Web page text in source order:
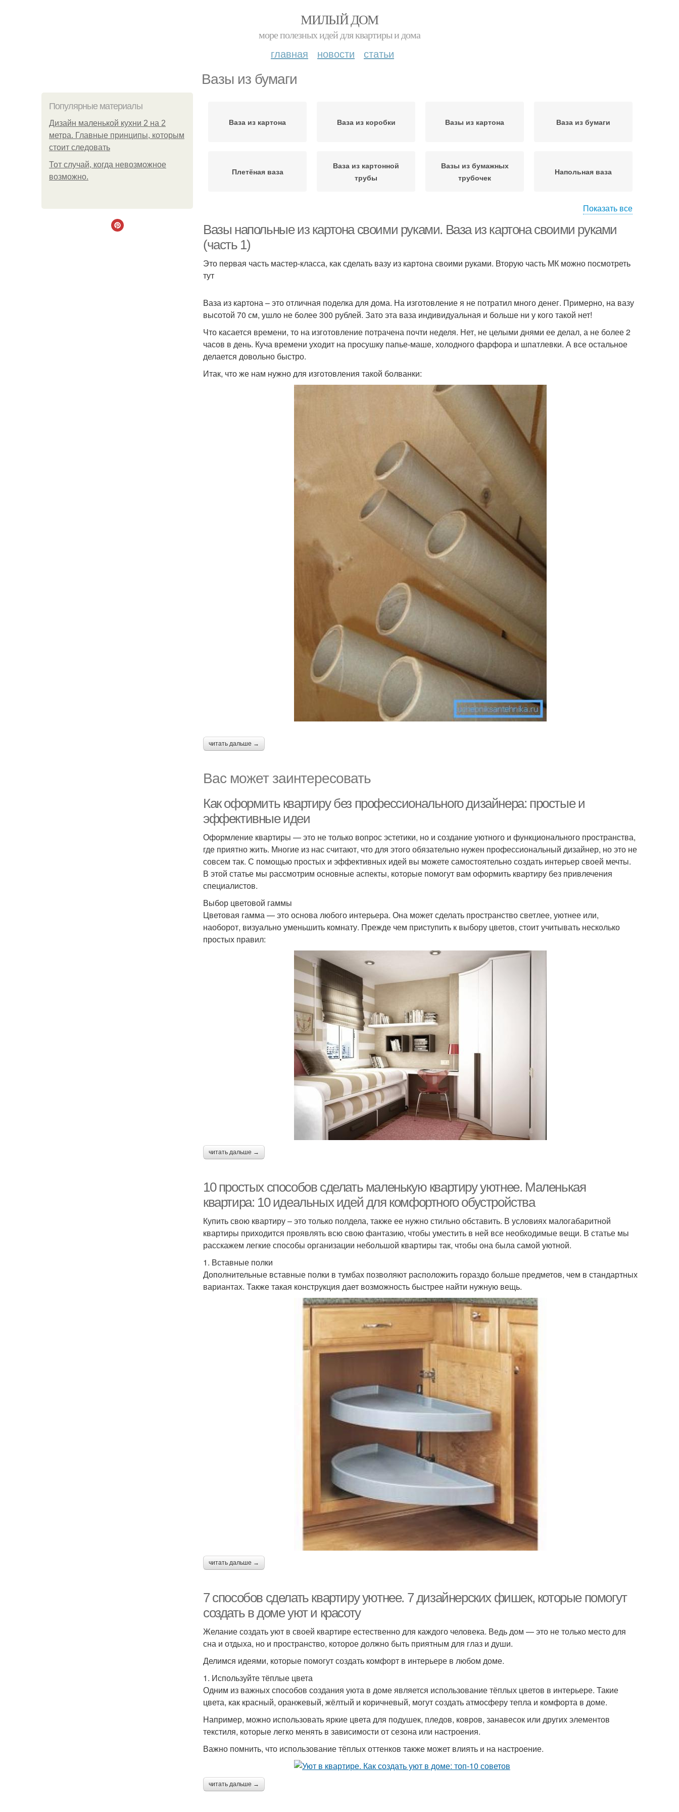
МИЛЫЙ ДОМ
море полезных идей для квартиры и дома
главная новости статьи
Вазы из бумаги
Популярные материалы
Дизайн маленькой кухни 2 на 2
метра. Главные принципы, которым
стоит следовать
Тот случай, когда невозможное
возможно.
Ваза из картона Ваза из коробки Вазы из картона Ваза из бумаги
Плетёная ваза
Ваза из картонной
трубы
Вазы из бумажных
трубочек
Напольная ваза
Показать все
Вазы напольные из картона своими руками. Ваза из картона своими руками
(часть 1)
Это первая часть мастер-класса, как сделать вазу из картона своими руками. Вторую часть МК можно посмотреть
тут
Ваза из картона – это отличная поделка для дома. На изготовление я не потратил много денег. Примерно, на вазу
высотой 70 см, ушло не более 300 рублей. Зато эта ваза индивидуальная и больше ни у кого такой нет!
Что касается времени, то на изготовление потрачена почти неделя. Нет, не целыми днями ее делал, а не более 2
часов в день. Куча времени уходит на просушку папье-маше, холодного фарфора и шпатлевки. А все остальное
делается довольно быстро.
Итак, что же нам нужно для изготовления такой болванки:
читать дальше →
Вас может заинтересовать
Как оформить квартиру без профессионального дизайнера: простые и
эффективные идеи
Оформление квартиры — это не только вопрос эстетики, но и создание уютного и функционального пространства,
где приятно жить. Многие из нас считают, что для этого обязательно нужен профессиональный дизайнер, но это не
совсем так. С помощью простых и эффективных идей вы можете самостоятельно создать интерьер своей мечты.
В этой статье мы рассмотрим основные аспекты, которые помогут вам оформить квартиру без привлечения
специалистов.
Выбор цветовой гаммы
Цветовая гамма — это основа любого интерьера. Она может сделать пространство светлее, уютнее или,
наоборот, визуально уменьшить комнату. Прежде чем приступить к выбору цветов, стоит учитывать несколько
простых правил:
читать дальше →
10 простых способов сделать маленькую квартиру уютнее. Маленькая
квартира: 10 идеальных идей для комфортного обустройства
Купить свою квартиру – это только полдела, также ее нужно стильно обставить. В условиях малогабаритной
квартиры приходится проявлять всю свою фантазию, чтобы уместить в ней все необходимые вещи. В статье мы
расскажем легкие способы организации небольшой квартиры так, чтобы она была самой уютной.
1. Вставные полки
Дополнительные вставные полки в тумбах позволяют расположить гораздо больше предметов, чем в стандартных
вариантах. Также такая конструкция дает возможность быстрее найти нужную вещь.
читать дальше →
7 способов сделать квартиру уютнее. 7 дизайнерских фишек, которые помогут
создать в доме уют и красоту
Желание создать уют в своей квартире естественно для каждого человека. Ведь дом — это не только место для
сна и отдыха, но и пространство, которое должно быть приятным для глаз и души.
Делимся идеями, которые помогут создать комфорт в интерьере в любом доме.
1. Используйте тёплые цвета
Одним из важных способов создания уюта в доме является использование тёплых цветов в интерьере. Такие
цвета, как красный, оранжевый, жёлтый и коричневый, могут создать атмосферу тепла и комфорта в доме.
Например, можно использовать яркие цвета для подушек, пледов, ковров, занавесок или других элементов
текстиля, которые легко менять в зависимости от сезона или настроения.
Важно помнить, что использование тёплых оттенков также может влиять и на настроение.
читать дальше →